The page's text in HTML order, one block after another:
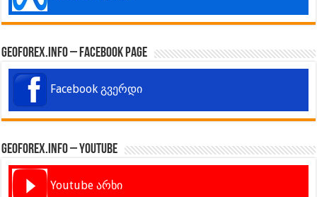
GeoForex.info – Facebook Page
Facebook გვერდი
GeoForex.info – Youtube
Youtube არხი